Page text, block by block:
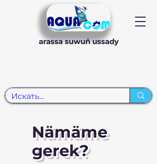
arassa suwuň ussady
Nämäme
gerek?